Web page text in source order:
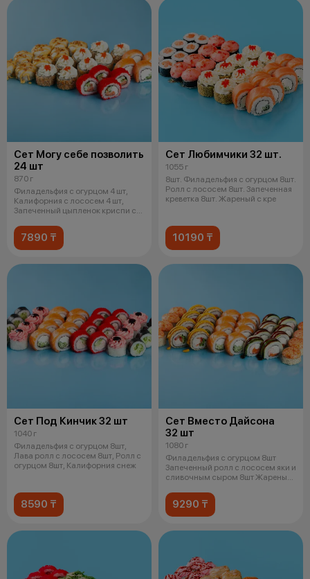
Сет Могу себе позволить
24 шт
870 г
Филадельфия с огурцом 4 шт,
Калифорния с лососем 4 шт,
Запеченный цыпленок криспи с
7890 ₸
Сет Любимчики 32 шт.
1055 г
8шт. Филадельфия с огурцом 8шт.
Ролл с лососем 8шт. Запеченная
креветка 8шт. Жареный с кре
10190 ₸
Сет Под Кинчик 32 шт
1040 г
Филадельфия с огурцом 8шт,
Лава ролл с лососем 8шт, Ролл с
огурцом 8шт, Калифорния снеж
8590 ₸
Сет Вместо Дайсона
32 шт
1080 г
Филадельфия с огурцом 8шт
Запеченный ролл с лососем яки и
сливочным сыром 8шт Жареный
9290 ₸